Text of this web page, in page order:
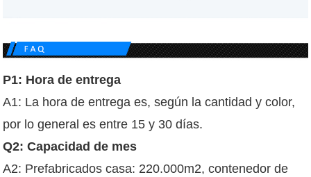
P1: Hora de entrega
A1: La hora de entrega es, según la cantidad y color,
por lo general es entre 15 y 30 días.
Q2: Capacidad de mes
A2: Prefabricados casa: 220.000m2, contenedor de